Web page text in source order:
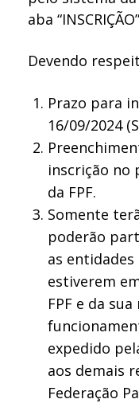
aba
Devendo
Prazo para
16/09/2024
inscrição no
da FPF.
Somente
poderão
as
estiverem
FPF e da
expedido
aos demais
Federação